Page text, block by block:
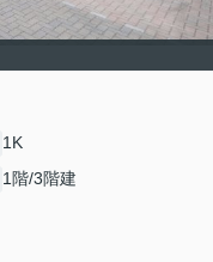
1K
1階/3階建